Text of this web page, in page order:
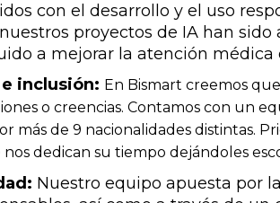
con el desarrollo y el uso
proyectos de IA han
a mejorar la atención médica
inclusión: En Bismart creemos
o creencias. Contamos con un
más de 9 nacionalidades distintas.
nos dedican su tiempo dejándoles
Nuestro equipo apuesta por